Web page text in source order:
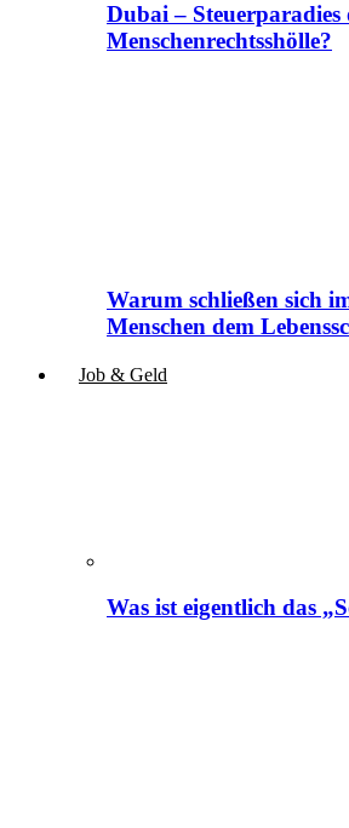
Dubai – Steuerparadies
Menschenrechtsshölle?
Warum schließen sich
Menschen dem
Job & Geld
Was ist eigentlich das